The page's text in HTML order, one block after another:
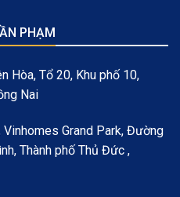
PHẠM
Hòa, Tổ 20, Khu phố 10,
Nai
Grand Park, Đường
Thành phố Thủ Đức ,